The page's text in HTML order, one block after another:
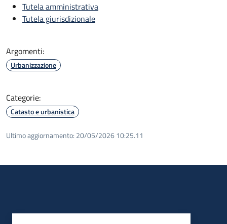
Tutela amministrativa
Tutela giurisdizionale
Argomenti:
Urbanizzazione
Categorie:
Catasto e urbanistica
Ultimo aggiornamento: 20/05/2026 10:25.11